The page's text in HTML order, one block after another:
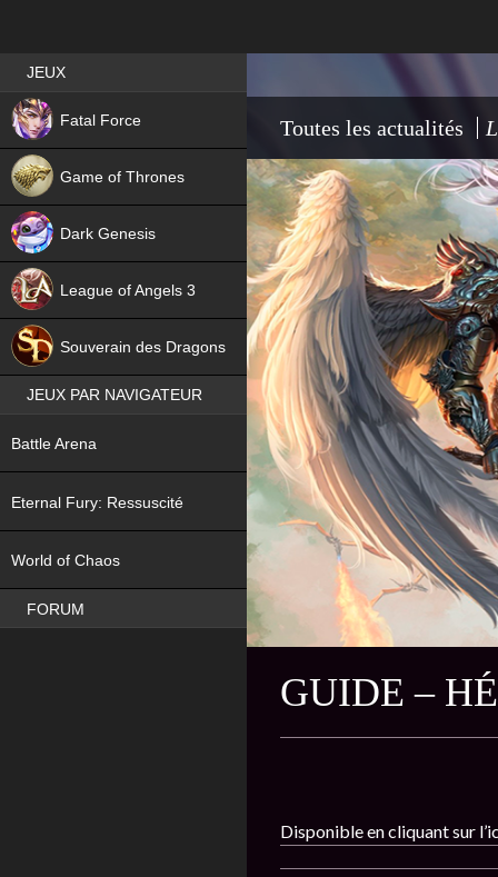
Toutes les actualités
GUIDE –
Disponible en cliquant sur
Best RPG games in France
JEUX
Fatal Force
NEW
Game of Thrones
Dark Genesis
League of Angels 3
Souverain des Dragons
JEUX PAR NAVIGATEUR
Battle Arena
Eternal Fury: Ressuscité
World of Chaos
FORUM